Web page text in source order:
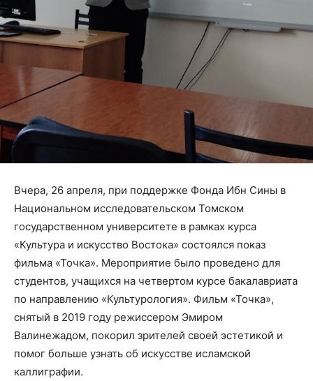
Вчера, 26 апреля, при поддержке Фонда Ибн Сины в
Национальном исследовательском Томском
государственном университете в рамках курса
«Культура и искусство Востока» состоялся показ
фильма «Точка». Мероприятие было проведено для
студентов, учащихся на четвертом курсе бакалавриата
по направлению «Культурология». Фильм «Точка»,
снятый в 2019 году режиссером Эмиром
Валинежадом, покорил зрителей своей эстетикой и
помог больше узнать об искусстве исламской
каллиграфии.